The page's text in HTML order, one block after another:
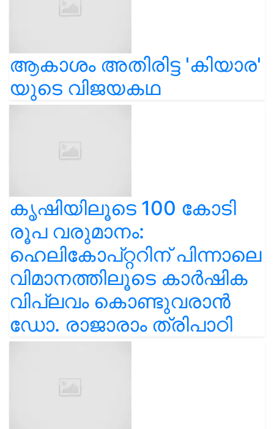
ആകാശം അതിരിട്ട 'കിയാര'
യുടെ വിജയകഥ
കൃഷിയിലൂടെ 100 കോടി
രൂപ വരുമാനം:
ഹെലികോപ്റ്ററിന് പിന്നാലെ
വിമാനത്തിലൂടെ കാർഷിക
വിപ്ലവം കൊണ്ടുവരാൻ
ഡോ. രാജാരാം ത്രിപാഠി